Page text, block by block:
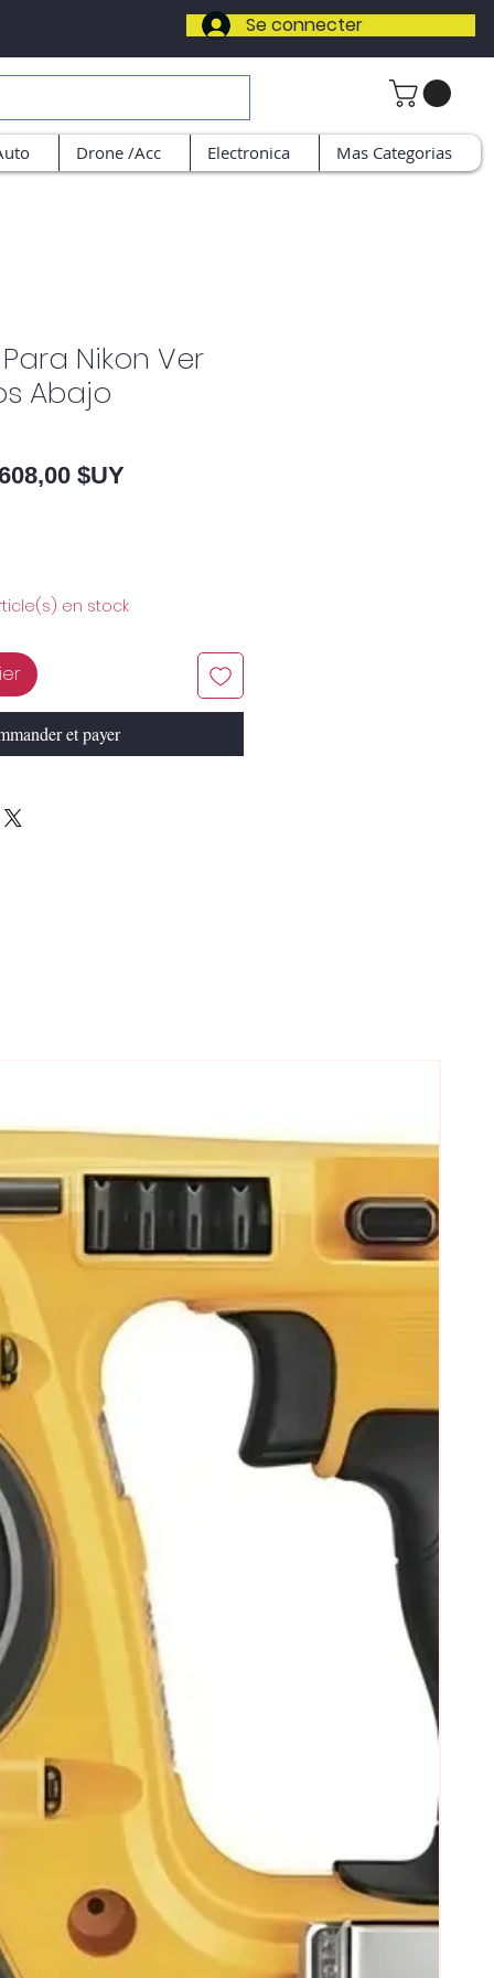
Se connecter
Drone /Acc Electronica Mas Categorias
Nikon Ver
Abajo
original
$UY
en stock
et payer